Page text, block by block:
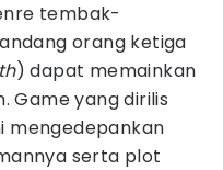
tembak-
orang ketiga
) dapat memainkan
Game yang dirilis
mengedepankan
serta plot